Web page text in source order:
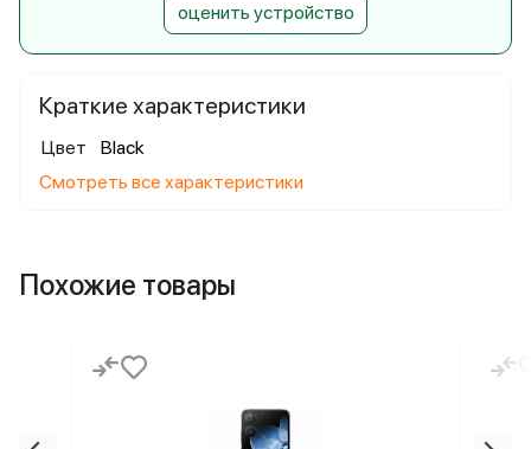
Краткие характеристики
Цвет
Black
Смотреть все характеристики
оценить устройство
Похожие товары